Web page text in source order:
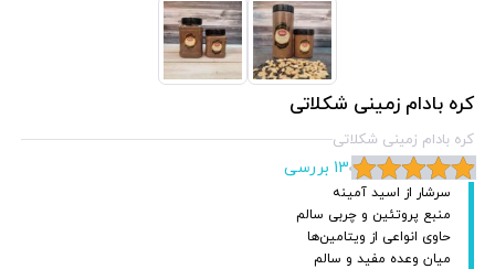
کره بادام زمینی شکلاتی
کره بادام زمینی شکلاتی
13 بررسی
سرشار از اسید آمینه
منبع پروتئین و چربی سالم
حاوی انواعی از ویتامین‌ها
میان وعده مفید و سالم